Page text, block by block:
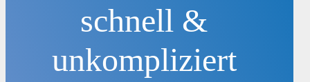
schnell &
unkompliziert